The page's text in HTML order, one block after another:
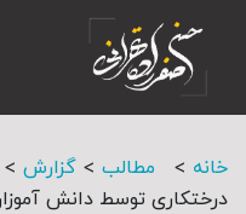
خانه > مطالب > گزارش >
درختکاری توسط دانش